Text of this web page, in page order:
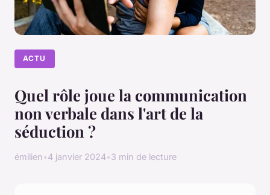
ACTU
Quel rôle joue la communication
non verbale dans l'art de la
séduction ?
émilien•4 janvier 2024•3 min de lecture